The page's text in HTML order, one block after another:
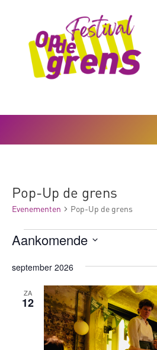
Pop-Up de grens
Evenementen Pop-Up de grens
Evenementen
Aankomende
een
september 2026
ZA
12